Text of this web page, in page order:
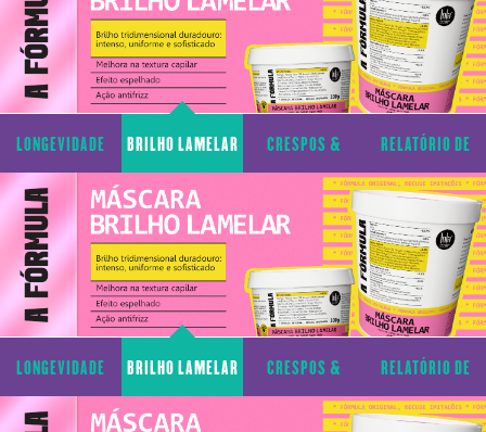
LONGEVIDADE
CAPILAR
BRILHO LAMELAR CRESPOS &
CACHOS
RELATÓRIO DE
TRANSPARÊNCIA
LONGEVIDADE
CAPILAR
BRILHO LAMELAR CRESPOS &
CACHOS
RELATÓRIO DE
TRANSPARÊNCIA